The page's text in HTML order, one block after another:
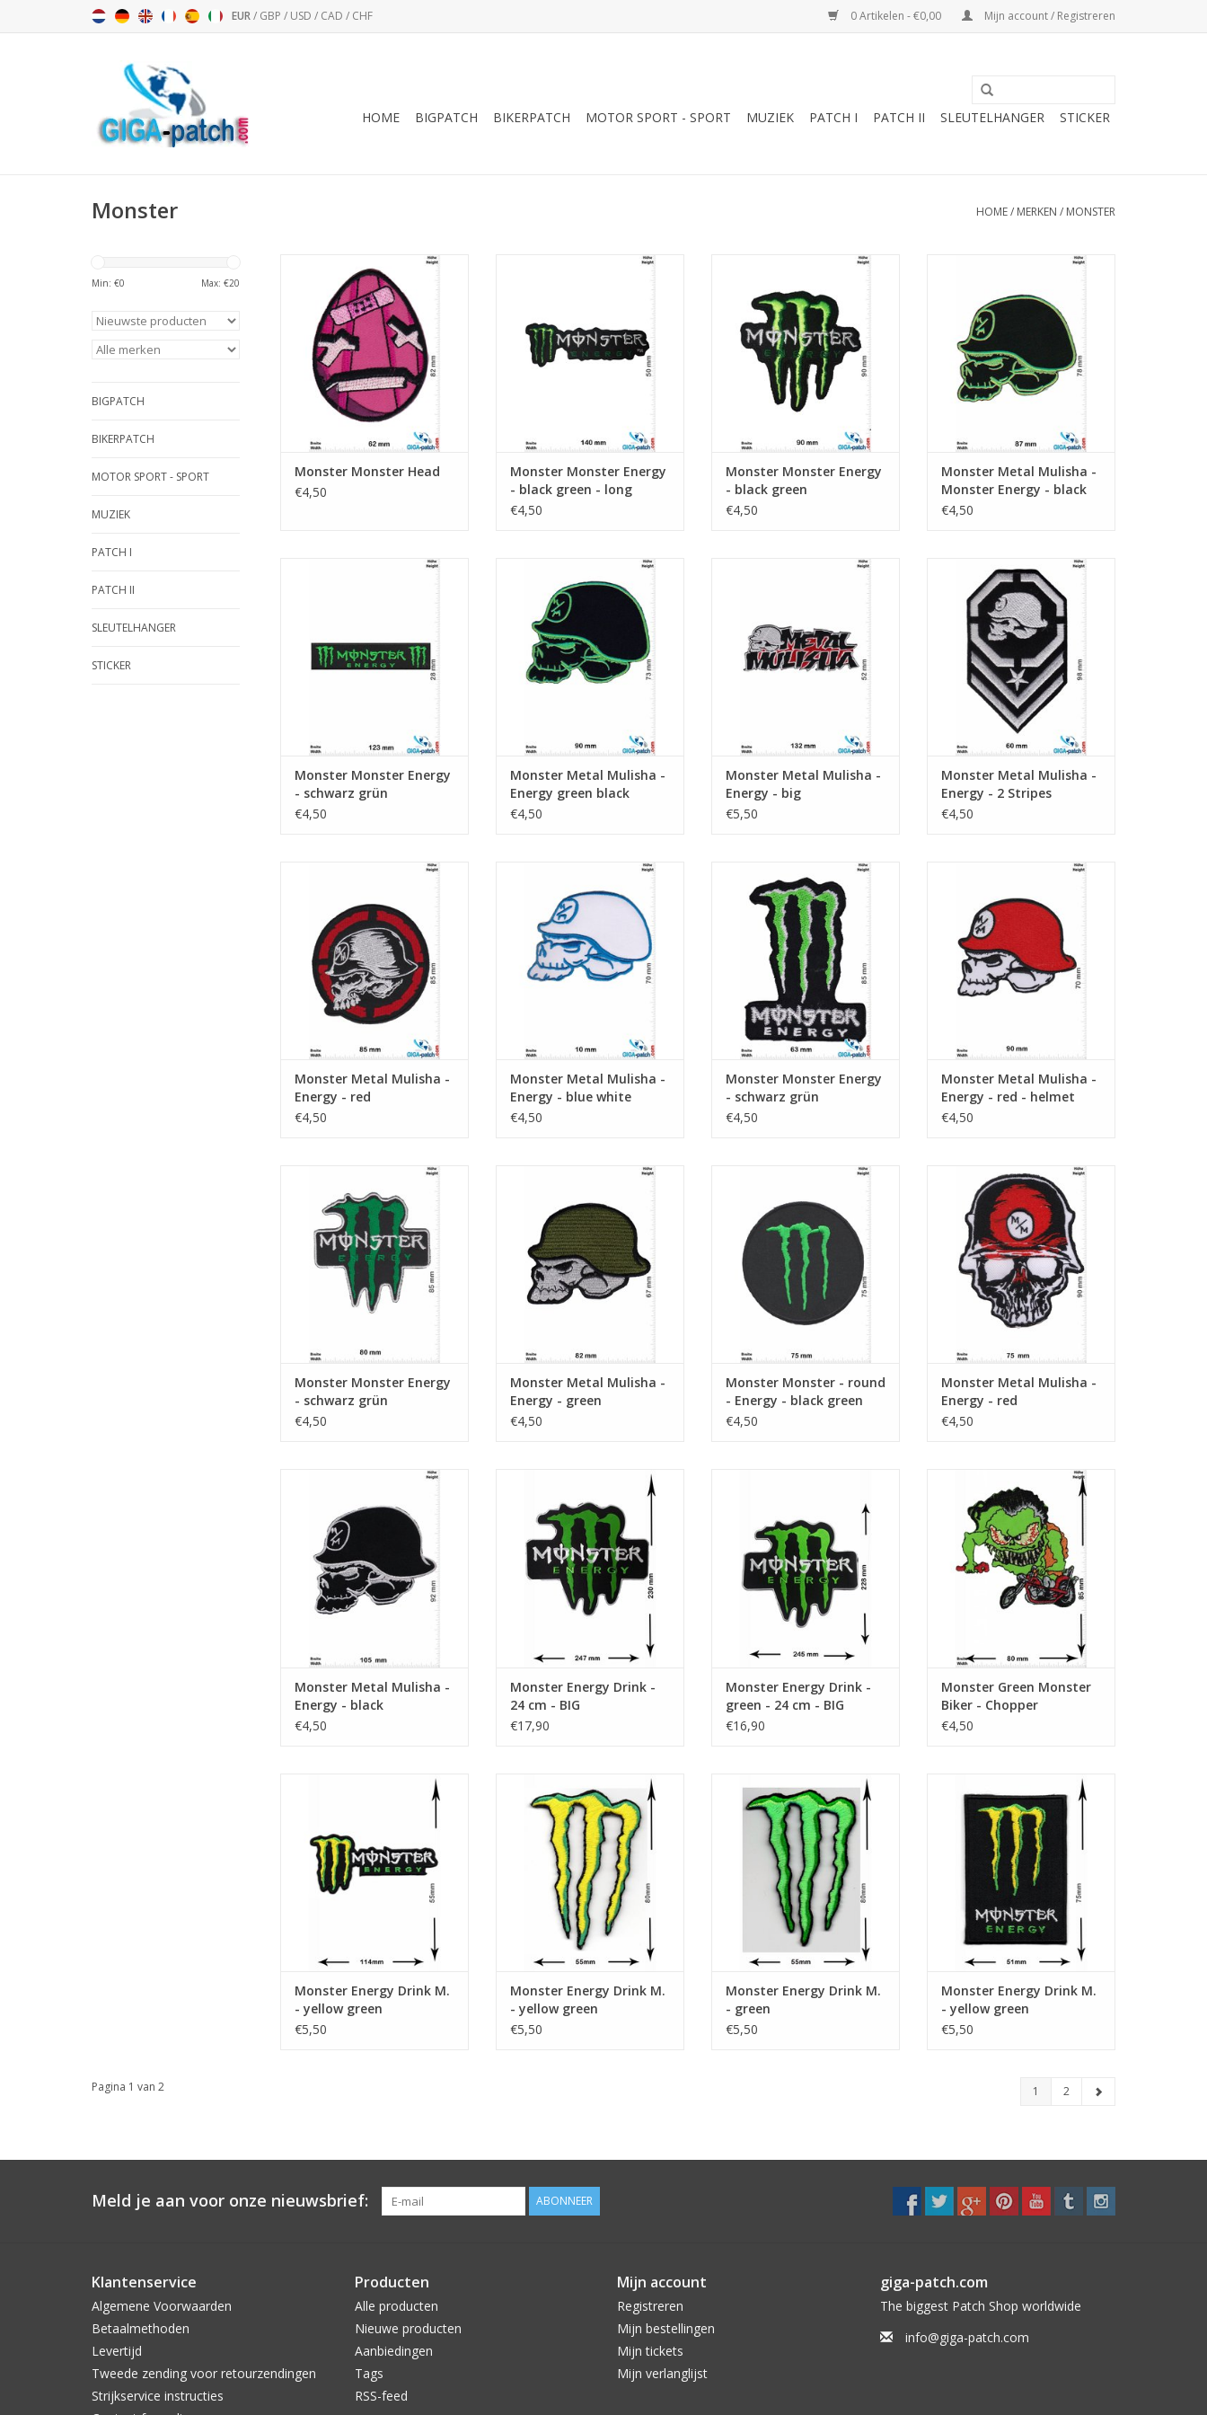
EUR/ GBP / USD / CAD / CHF 0 Artikelen - €0,00 Mijn account / Registreren
HOME BIGPATCH BIKERPATCH MOTOR SPORT - SPORT MUZIEK PATCH I PATCH II SLEUTELHANGER STICKER
Monster HOME/ MERKEN / MONSTER
Min: €0 Max: €20
BIGPATCH
BIKERPATCH
MOTOR SPORT - SPORT
MUZIEK
PATCH I
PATCH II
SLEUTELHANGER
STICKER
TOEVOEGEN AAN WINKELWAGEN
Monster Monster Head
€4,50
Monster Energy - black green -
Monster Monster Energy
- black green - long
€4,50
Monster Energy - black green
TOEVOEGEN AAN WINKELWAGEN
Monster Monster Energy
- black green
€4,50
Metal Mulisha - Monster Energy -
TOEVOEGEN AAN WINKELWAGEN
Monster Metal Mulisha -
Monster Energy - black
green
€4,50
Monster Energy - schwarz grün
TOEVOEGEN AAN WINKELWAGEN
Monster Monster Energy
- schwarz grün
€4,50
Metal Mulisha - Energy green
black
TOEVOEGEN AAN WINKELWAGEN
Monster Metal Mulisha -
Energy green black
€4,50
Metal Mulisha - Energy - big
TOEVOEGEN AAN WINKELWAGEN
Monster Metal Mulisha -
Energy - big
€5,50
Metal Mulisha - Energy - 2 Stripes
TOEVOEGEN AAN WINKELWAGEN
Monster Metal Mulisha -
Energy - 2 Stripes
€4,50
Metal Mulisha - Energy - red
TOEVOEGEN AAN WINKELWAGEN
Monster Metal Mulisha -
Energy - red
€4,50
Metal Mulisha - Energy - blue
white
TOEVOEGEN AAN WINKELWAGEN
Monster Metal Mulisha -
Energy - blue white
€4,50
Monster Energy - schwarz grün
TOEVOEGEN AAN WINKELWAGEN
Monster Monster Energy
- schwarz grün
€4,50
Metal Mulisha - Energy - red -
TOEVOEGEN AAN WINKELWAGEN
Monster Metal Mulisha -
Energy - red - helmet
€4,50
Monster Energy - schwarz grün
TOEVOEGEN AAN WINKELWAGEN
Monster Monster Energy
- schwarz grün
€4,50
Metal Mulisha - Energy - green
TOEVOEGEN AAN WINKELWAGEN
Monster Metal Mulisha -
Energy - green
€4,50
Monster - round - Energy - black
TOEVOEGEN AAN WINKELWAGEN
Monster Monster - round
- Energy - black green
€4,50
Metal Mulisha - Energy - red
TOEVOEGEN AAN WINKELWAGEN
Monster Metal Mulisha -
Energy - red
€4,50
Metal Mulisha - Energy - black
TOEVOEGEN AAN WINKELWAGEN
Monster Metal Mulisha -
Energy - black
€4,50
Energy Drink - 24 cm - BIG
TOEVOEGEN AAN WINKELWAGEN
Monster Energy Drink -
24 cm - BIG
€17,90
TOEVOEGEN AAN WINKELWAGEN
Monster Energy Drink -
green - 24 cm - BIG
€16,90
Green Monster Biker - Chopper
TOEVOEGEN AAN WINKELWAGEN
Monster Green Monster
Biker - Chopper
€4,50
Energy Drink M. - yellow green
Monster Energy Drink M.
- yellow green
€5,50
Energy Drink M. - yellow green
TOEVOEGEN AAN WINKELWAGEN
Monster Energy Drink M.
- yellow green
€5,50
TOEVOEGEN AAN WINKELWAGEN
Monster Energy Drink M.
- green
€5,50
Energy Drink M. - yellow green
TOEVOEGEN AAN WINKELWAGEN
Monster Energy Drink M.
- yellow green
€5,50
Pagina 1 van 2 1 2
Meld je aan voor onze nieuwsbrief: ABONNEER
Klantenservice
Algemene Voorwaarden
Betaalmethoden
Levertijd
Tweede zending voor retourzendingen
Strijkservice instructies
Producten
Alle producten
Nieuwe producten
Aanbiedingen
Tags
RSS-feed
Mijn account
Registreren
Mijn bestellingen
Mijn tickets
Mijn verlanglijst
giga-patch.com
The biggest Patch Shop worldwide
info@giga-patch.com